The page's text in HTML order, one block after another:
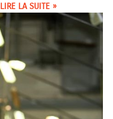
LIRE LA SUITE »